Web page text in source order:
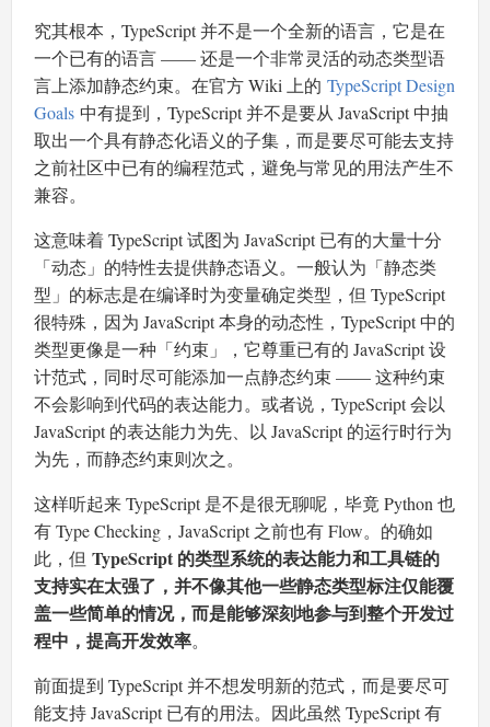
究其根本，TypeScript 并不是一个全新的语言，它是在
一个已有的语言 —— 还是一个非常灵活的动态类型语
言上添加静态约束。在官方 Wiki 上的 TypeScript Design
Goals 中有提到，TypeScript 并不是要从 JavaScript 中抽
取出一个具有静态化语义的子集，而是要尽可能去支持
之前社区中已有的编程范式，避免与常见的用法产生不
兼容。
这意味着 TypeScript 试图为 JavaScript 已有的大量十分
「动态」的特性去提供静态语义。一般认为「静态类
型」的标志是在编译时为变量确定类型，但 TypeScript
很特殊，因为 JavaScript 本身的动态性，TypeScript 中的
类型更像是一种「约束」，它尊重已有的 JavaScript 设
计范式，同时尽可能添加一点静态约束 —— 这种约束
不会影响到代码的表达能力。或者说，TypeScript 会以
JavaScript 的表达能力为先、以 JavaScript 的运行时行为
为先，而静态约束则次之。
这样听起来 TypeScript 是不是很无聊呢，毕竟 Python 也
有 Type Checking，JavaScript 之前也有 Flow。的确如
此，但 TypeScript 的类型系统的表达能力和工具链的
支持实在太强了，并不像其他一些静态类型标注仅能覆
盖一些简单的情况，而是能够深刻地参与到整个开发过
程中，提高开发效率。
前面提到 TypeScript 并不想发明新的范式，而是要尽可
能支持 JavaScript 已有的用法。因此虽然 TypeScript 有